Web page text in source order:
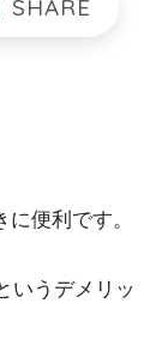
便利です。
いうデメリッ